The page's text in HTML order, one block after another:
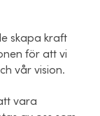
skapa kraft
för att vi
vår vision.
vara